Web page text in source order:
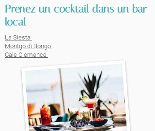
Prenez un cocktail dans un bar
local
La Siesta
Montgo di Bongo
Cale Clemence